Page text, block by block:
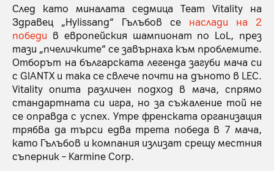
След като миналата седмица Team Vitality на
Здравец „Hylissang“ Гълъбов се наслади на 2
победи в европейския шампионат по LoL, през
тази „пчеличките“ се завърнаха към проблемите.
Отборът на българската легенда загуби мача си
с GIANTX и така се свлече почти на дъното в LEC.
Vitality опита различен подход в мача, спрямо
стандартната си игра, но за съжаление той не
се оправда с успех. Утре френската организация
трябва да търси едва трета победа в 7 мача,
като Гълъбов и компания излизат срещу местния
съперник – Karmine Corp.